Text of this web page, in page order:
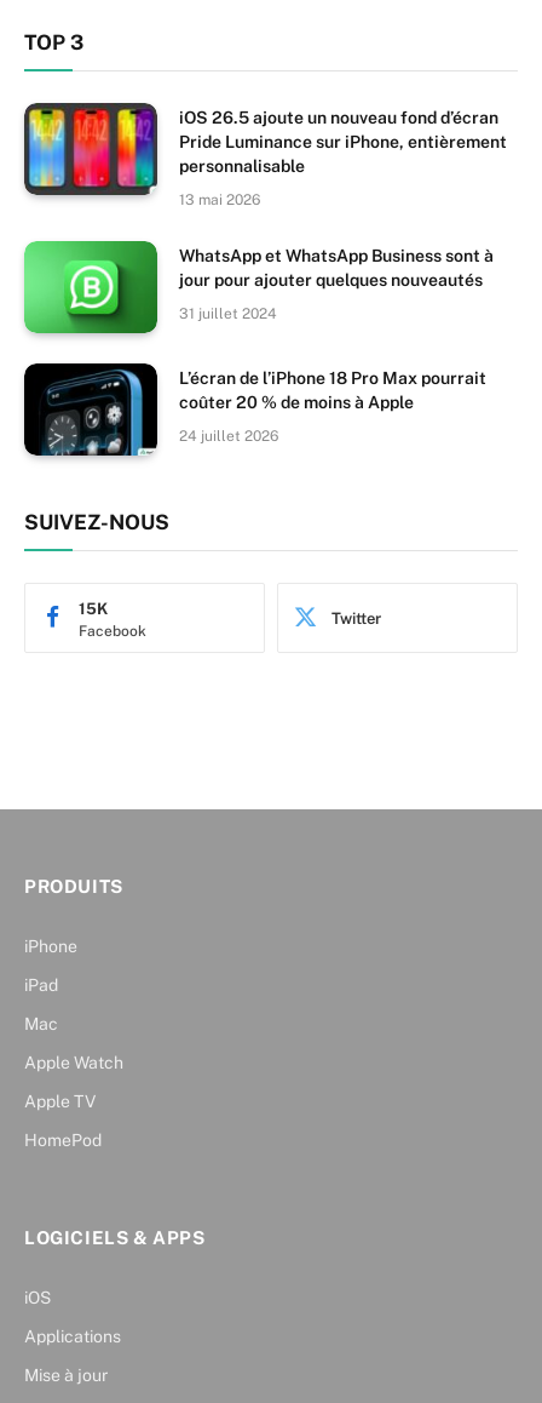
TOP 3
iOS 26.5 ajoute un nouveau fond d’écran
Pride Luminance sur iPhone, entièrement
personnalisable
13 mai 2026
WhatsApp et WhatsApp Business sont à
jour pour ajouter quelques nouveautés
31 juillet 2024
L’écran de l’iPhone 18 Pro Max pourrait
coûter 20 % de moins à Apple
24 juillet 2026
SUIVEZ-NOUS
Facebook
15K Twitter
PRODUITS
iPhone
iPad
Mac
Apple Watch
Apple TV
HomePod
LOGICIELS & APPS
iOS
Applications
Mise à jour